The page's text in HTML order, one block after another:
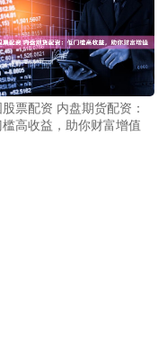
票配资 内盘期货配资：
高收益，助你财富增值